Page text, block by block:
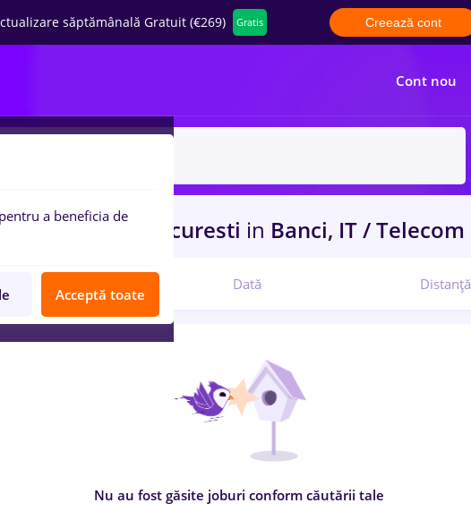
săptămânală Gratuit (€269) Gratis Creează cont
Cont nou
Part timein Bucuresti in Banci, IT / Telecom
Dată Distanță
Nu au fost găsite joburi conform căutării tale
a beneficia de
Acceptă toate